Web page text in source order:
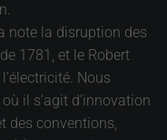
note la disruption des
1781, et le Robert
Nous
il s’agit d’innovation
des conventions,